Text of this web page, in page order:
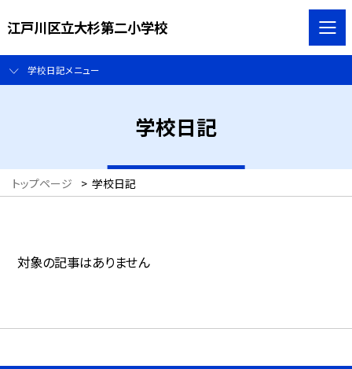
江戸川区立大杉第二小学校
学校日記メニュー
学校日記
トップページ > 学校日記
対象の記事はありません